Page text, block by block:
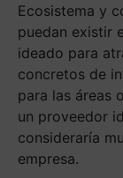
Ecosistema y
puedan existir
ideado para
concretos de
para las áreas
un proveedor
consideraría
empresa.